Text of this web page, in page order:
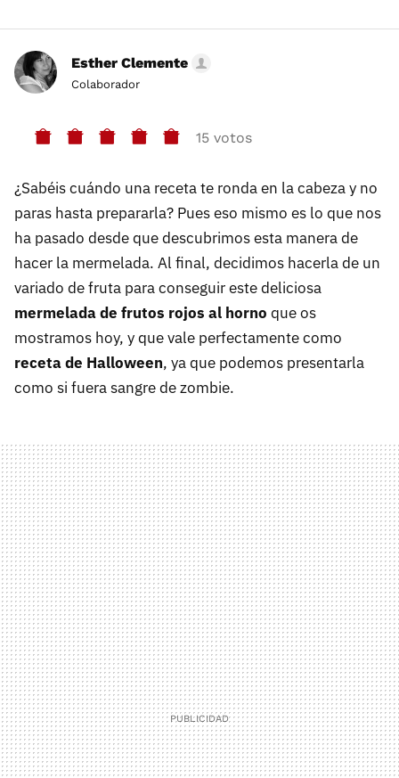
Esther Clemente
Colaborador
15 votos
¿Sabéis cuándo una receta te ronda en la cabeza y no
paras hasta prepararla? Pues eso mismo es lo que nos
ha pasado desde que descubrimos esta manera de
hacer la mermelada. Al final, decidimos hacerla de un
variado de fruta para conseguir este deliciosa
mermelada de frutos rojos al horno que os
mostramos hoy, y que vale perfectamente como
receta de Halloween, ya que podemos presentarla
como si fuera sangre de zombie.